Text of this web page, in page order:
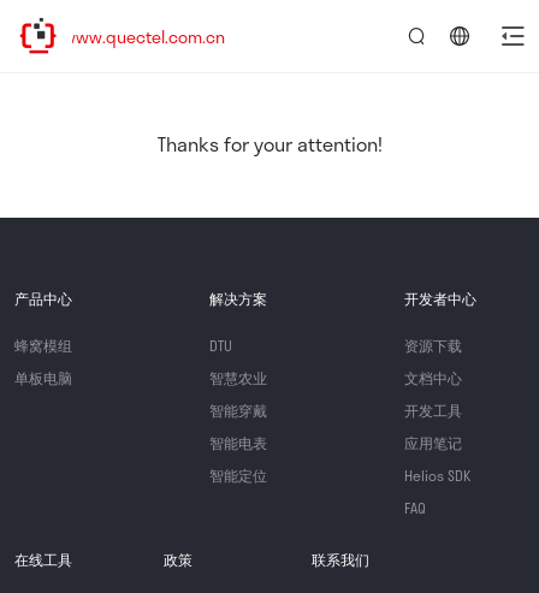
https://www.quectel.com.cn
Thanks for your attention!
产品中心
蜂窝模组
单板电脑
解决方案
DTU
智慧农业
智能穿戴
智能电表
智能定位
开发者中心
资源下载
文档中心
开发工具
应用笔记
Helios SDK
FAQ
在线工具 政策 联系我们